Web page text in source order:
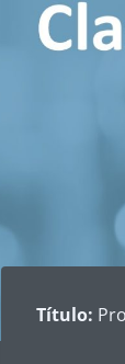
Título: